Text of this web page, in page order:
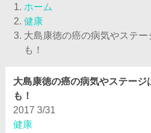
ホーム
健康
大島康徳の癌の病気やステ
も！
大島康徳の癌の病気やステージ
も！
2017 3/31
健康